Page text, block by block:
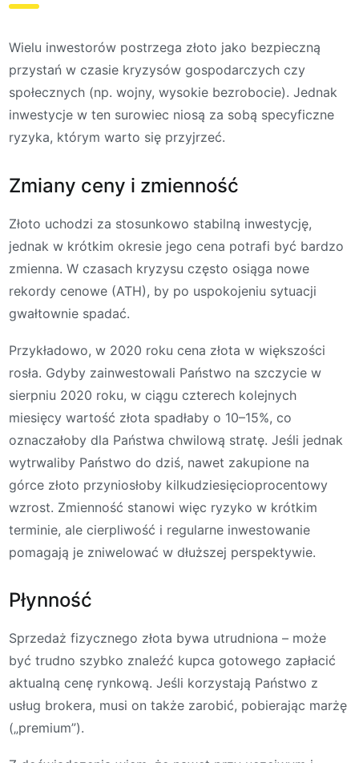
Wielu inwestorów postrzega złoto jako bezpieczną
przystań w czasie kryzysów gospodarczych czy
społecznych (np. wojny, wysokie bezrobocie). Jednak
inwestycje w ten surowiec niosą za sobą specyficzne
ryzyka, którym warto się przyjrzeć.
Zmiany ceny i zmienność
Złoto uchodzi za stosunkowo stabilną inwestycję,
jednak w krótkim okresie jego cena potrafi być bardzo
zmienna. W czasach kryzysu często osiąga nowe
rekordy cenowe (ATH), by po uspokojeniu sytuacji
gwałtownie spadać.
Przykładowo, w 2020 roku cena złota w większości
rosła. Gdyby zainwestowali Państwo na szczycie w
sierpniu 2020 roku, w ciągu czterech kolejnych
miesięcy wartość złota spadłaby o 10–15%, co
oznaczałoby dla Państwa chwilową stratę. Jeśli jednak
wytrwaliby Państwo do dziś, nawet zakupione na
górce złoto przyniosłoby kilkudziesięcioprocentowy
wzrost. Zmienność stanowi więc ryzyko w krótkim
terminie, ale cierpliwość i regularne inwestowanie
pomagają je zniwelować w dłuższej perspektywie.
Płynność
Sprzedaż fizycznego złota bywa utrudniona – może
być trudno szybko znaleźć kupca gotowego zapłacić
aktualną cenę rynkową. Jeśli korzystają Państwo z
usług brokera, musi on także zarobić, pobierając marżę
(„premium”).